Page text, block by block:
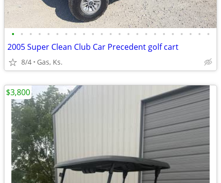
• • • • • • • • • • • • • • • • • • • • • • •
2005 Super Clean Club Car Precedent golf cart
8/4 Gas, Ks.
$3,800